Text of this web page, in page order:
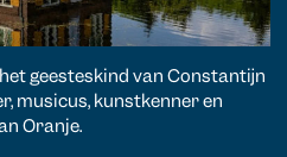
geesteskind van Constantijn
musicus, kunstkenner en
Oranje.